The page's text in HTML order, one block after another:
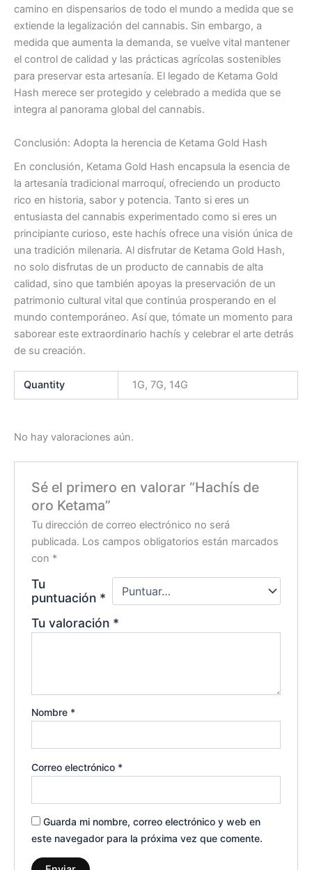
camino en dispensarios de todo el mundo a medida que se
extiende la legalización del cannabis. Sin embargo, a
medida que aumenta la demanda, se vuelve vital mantener
el control de calidad y las prácticas agrícolas sostenibles
para preservar esta artesanía. El legado de Ketama Gold
Hash merece ser protegido y celebrado a medida que se
integra al panorama global del cannabis.
Conclusión: Adopta la herencia de Ketama Gold Hash
En conclusión, Ketama Gold Hash encapsula la esencia de
la artesanía tradicional marroquí, ofreciendo un producto
rico en historia, sabor y potencia. Tanto si eres un
entusiasta del cannabis experimentado como si eres un
principiante curioso, este hachís ofrece una visión única de
una tradición milenaria. Al disfrutar de Ketama Gold Hash,
no solo disfrutas de un producto de cannabis de alta
calidad, sino que también apoyas la preservación de un
patrimonio cultural vital que continúa prosperando en el
mundo contemporáneo. Así que, tómate un momento para
saborear este extraordinario hachís y celebrar el arte detrás
de su creación.
Quantity 1G, 7G, 14G
No hay valoraciones aún.
Sé el primero en valorar “Hachís de
oro Ketama”
Tu dirección de correo electrónico no será
publicada. Los campos obligatorios están marcados
con *
Tu
puntuación *
Tu valoración *
Nombre *
Correo electrónico *
Guarda mi nombre, correo electrónico y web en
este navegador para la próxima vez que comente.